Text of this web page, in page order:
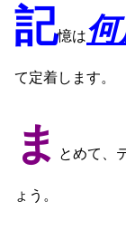
記憶は
て定着します。
ま とめて、
ょう。